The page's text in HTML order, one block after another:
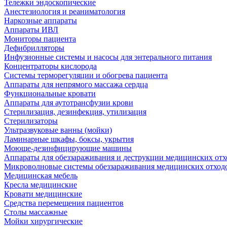
Тележки эндоскопические
Анестезиология и реаниматология
Наркозные аппараты
Аппараты ИВЛ
Мониторы пациента
Дефибрилляторы
Инфузионные системы и насосы для энтерального питания
Концентраторы кислорода
Системы терморегуляции и обогрева пациента
Аппараты для непрямого массажа сердца
Функциональные кровати
Аппараты для аутотрансфузии крови
Стерилизация, дезинфекция, утилизация
Стерилизаторы
Ультразвуковые ванны (мойки)
Ламинарные шкафы, боксы, укрытия
Моюще-дезинфицирующие машины
Аппараты для обеззараживания и деструкции медицинских
Микроволновые системы обеззараживания медицинских
Медицинская мебель
Кресла медицинские
Кровати медицинские
Средства перемещения пациентов
Столы массажные
Мойки хирургические